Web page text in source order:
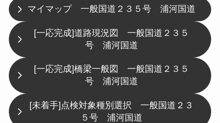
マイマップ 一般国道２３５号 浦河国道
[一応完成]道路現況図 一般国道２３５
号 浦河国道
[一応完成]橋梁一般図 一般国道２３５
号 浦河国道
[未着手]点検対象種別選択 一般国道２３
５号 浦河国道